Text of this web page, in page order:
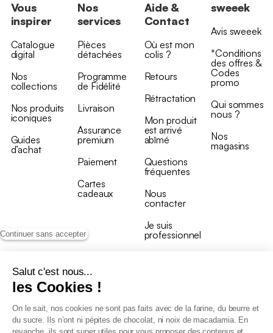
Continuer sans accepter
Salut c'est nous...
les Cookies !
On le sait, nos cookies ne sont pas faits avec de la farine, du beurre et
du sucre. Ils n’ont ni pépites de chocolat, ni noix de macadamia. En
Vous
inspirer
Catalogue
digital
Nos
collections
Nos produits
iconiques
Guides
d’achat
Nos
services
Pièces
détachées
Programme
de Fidélité
Livraison
Assurance
premium
Paiement
Cartes
cadeaux
Aide &
Contact
Où est mon
colis ?
Retours
Rétractation
Mon produit
est arrivé
abîmé
Questions
fréquentes
Nous
contacter
Je suis
professionnel
sweeek
Avis sweeek
*Conditions
des offres &
Codes
promo
Qui sommes
nous ?
Nos
magasins
Conditions générales de vente
Conditions générales du programme de fidélité